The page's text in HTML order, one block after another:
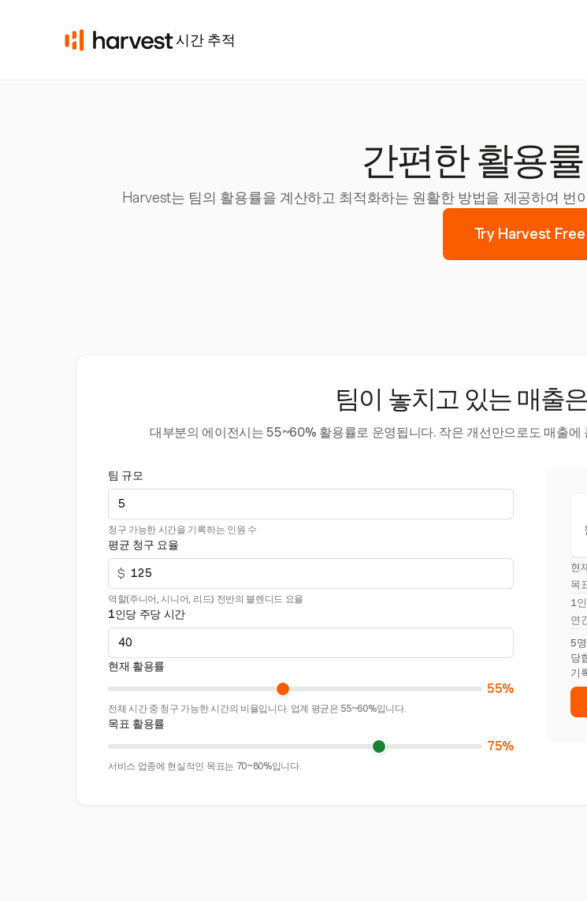
시간 추적
간편한 활용률
Harvest는 팀의 활용률을 계산하고 최적화하는 원활한 방법을 제공하여
Try Harvest Free
팀이 놓치고 있는 매출
대부분의 에이전시는 55~60% 활용률로 운영됩니다. 작은 개선만으로도 매출
팀 규모
청구 가능한 시간을 기록하는 인원 수
평균 청구 요율
$
역할(주니어, 시니어, 리드) 전반의 블렌디드 요율
1인당 주당 시간
현재 활용률
55%
전체 시간 중 청구 가능한 시간의 비율입니다. 업계 평균은 55~60%입니다.
목표 활용률
75%
서비스 업종에 현실적인 목표는 70~80%입니다.
현
목
1
연
5
당
기